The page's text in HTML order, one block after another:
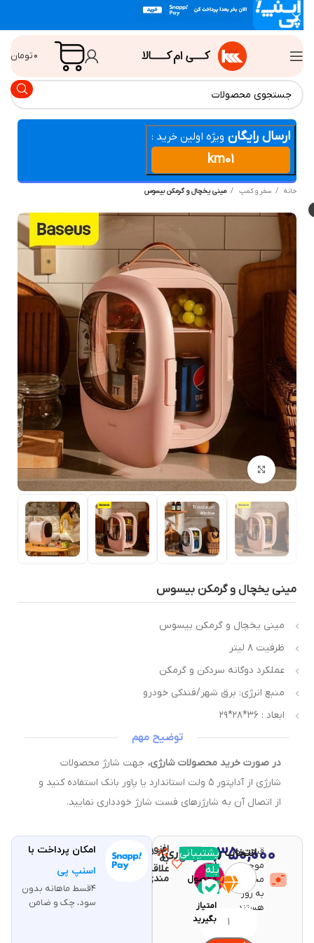
تومان
ارسال رایگان ویژه اولین خرید :
km01
سفر و کمپ ميني يخچال و گرمكن بيسوس
بزرگنمایی تصویر
يخچال و گرمكن بيسوس
ميني يخچال و گرمكن بيسوس
ظرفيت ٨ ليتر
عملكرد دوگانه سردكن و گرمكن
منبع انرژي: برق شهر/فندكي خودرو
ابعاد : ٣٦*٢٨*٢٩
توضیح مهم
در صورت خرید محصولات شارژی،جهت شارژ محصولات
شارژی از آداپتور ۵ ولت استاندارد یا پاور بانک استفاده کنید و
از اتصال آن به شارژرهای فست شارژ خودداری نمایید.
قیمت و
موجودی
محصولات
به روز
هستند.
۳,۳۵۰,۰۰۰تومان
انتخاب رنگ (اجباری)
با خرید
این
محصول
۶۷
امتیاز
بگیرید
پشتیبانی
بله
افزودن
به
علاقه
مندی
مقایسه
امکان پرداخت با
اسنپ پی
۴قسط ماهانه بدون
سود، چک و ضامن